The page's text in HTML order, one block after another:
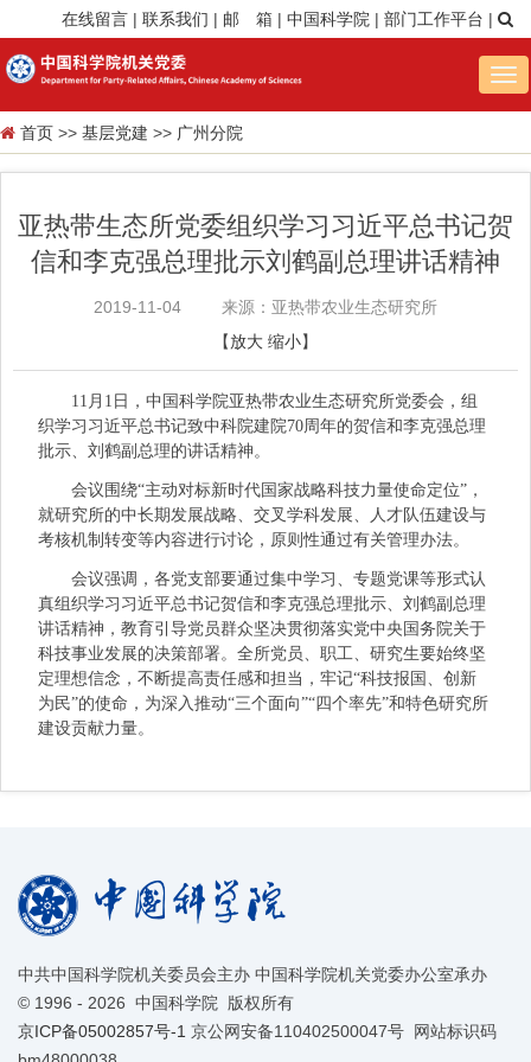
在线留言 | 联系我们 | 邮 箱 | 中国科学院 | 部门工作平台 |
首页 >> 基层党建 >> 广州分院
亚热带生态所党委组织学习习近平总书记贺
信和李克强总理批示刘鹤副总理讲话精神
2019-11-04
来源：亚热带农业生态研究所
【放大 缩小】
11月1日，中国科学院亚热带农业生态研究所党委会，组
织学习习近平总书记致中科院建院70周年的贺信和李克强总理
批示、刘鹤副总理的讲话精神。
会议围绕“主动对标新时代国家战略科技力量使命定位”，
就研究所的中长期发展战略、交叉学科发展、人才队伍建设与
考核机制转变等内容进行讨论，原则性通过有关管理办法。
会议强调，各党支部要通过集中学习、专题党课等形式认
真组织学习习近平总书记贺信和李克强总理批示、刘鹤副总理
讲话精神，教育引导党员群众坚决贯彻落实党中央国务院关于
科技事业发展的决策部署。全所党员、职工、研究生要始终坚
定理想信念，不断提高责任感和担当，牢记“科技报国、创新
为民”的使命，为深入推动“三个面向”“四个率先”和特色研究所
建设贡献力量。
中共中国科学院机关委员会主办 中国科学院机关党委办公室承办
© 1996 - 2026 中国科学院 版权所有
京ICP备05002857号-1 京公网安备110402500047号 网站标识码